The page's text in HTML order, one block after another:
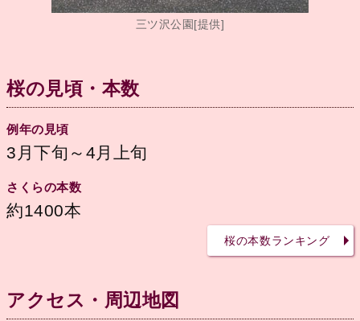
三ツ沢公園[提供]
桜の見頃・本数
例年の見頃
3月下旬～4月上旬
さくらの本数
約1400本
桜の本数ランキング
アクセス・周辺地図